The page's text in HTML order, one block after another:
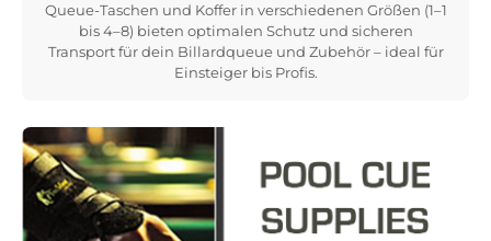
Queue-Taschen und Koffer in verschiedenen Größen (1–1
bis 4–8) bieten optimalen Schutz und sicheren
Transport für dein Billardqueue und Zubehör – ideal für
Einsteiger bis Profis.